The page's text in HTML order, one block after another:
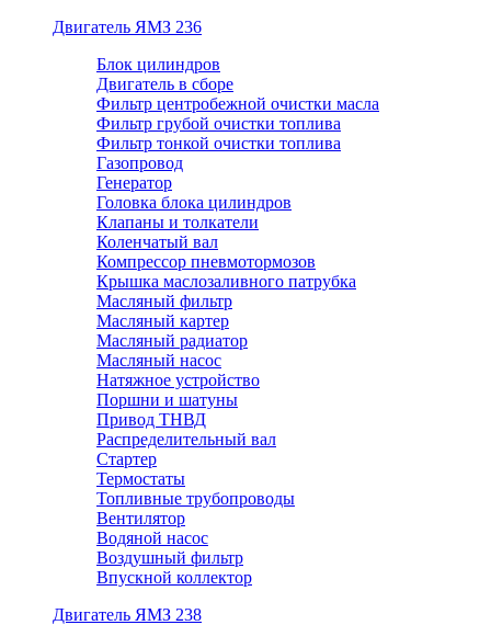
Двигатель ЯМЗ 236
Блок цилиндров
Двигатель в сборе
Фильтр центробежной очистки масла
Фильтр грубой очистки топлива
Фильтр тонкой очистки топлива
Газопровод
Генератор
Головка блока цилиндров
Клапаны и толкатели
Коленчатый вал
Компрессор пневмотормозов
Крышка маслозаливного патрубка
Масляный фильтр
Масляный картер
Масляный радиатор
Масляный насос
Натяжное устройство
Поршни и шатуны
Привод ТНВД
Распределительный вал
Стартер
Термостаты
Топливные трубопроводы
Вентилятор
Водяной насос
Воздушный фильтр
Впускной коллектор
Двигатель ЯМЗ 238